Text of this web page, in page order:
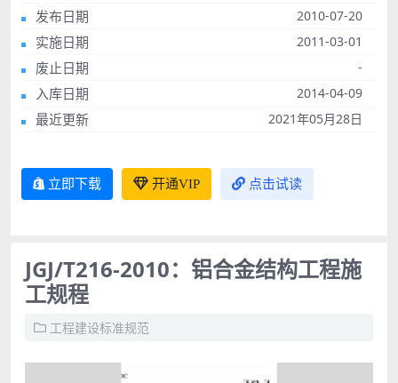
发布日期 2010-07-20
实施日期 2011-03-01
废止日期 -
入库日期 2014-04-09
最近更新 2021年05月28日
立即下载 开通VIP 点击试读
JGJ/T216-2010：铝合金结构工程施
工规程
工程建设标准规范